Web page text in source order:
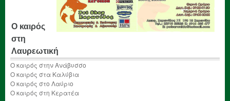
Ο καιρός
στη
Λαυρεωτική
Ο καιρός στην Ανάβυσσο
Ο καιρός στα Καλύβια
Ο καιρός στο Λαύριο
Ο καιρός στη Κερατέα